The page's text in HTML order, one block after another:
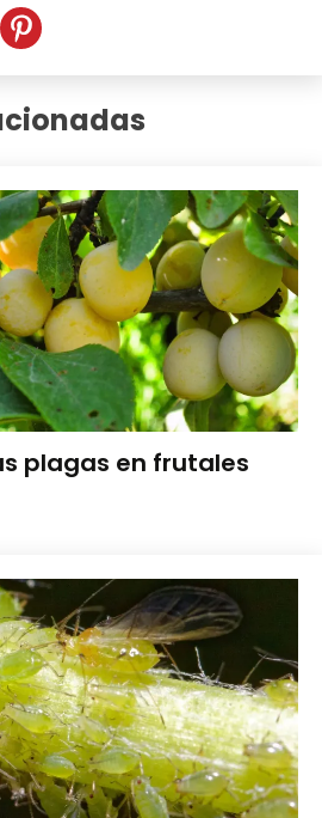
plagas en frutales